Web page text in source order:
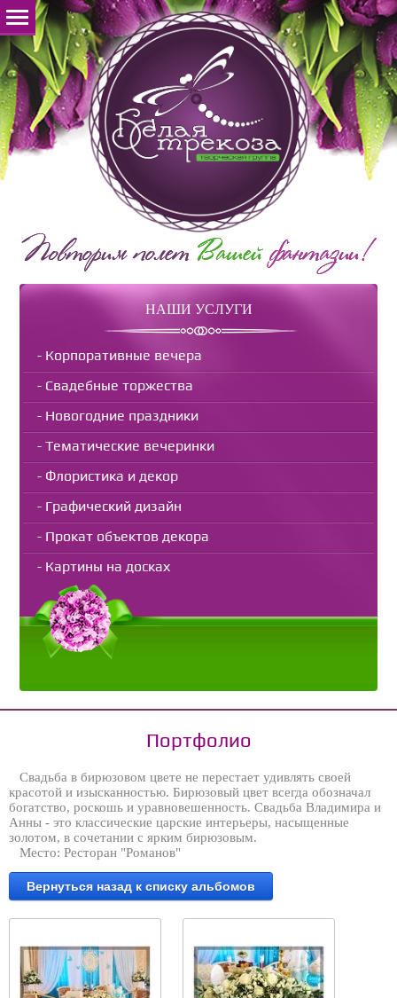
НАШИ УСЛУГИ
Корпоративные вечера
Свадебные торжества
Новогодние праздники
Тематические вечеринки
Флористика и декор
Графический дизайн
Прокат объектов декора
Картины на досках
Портфолио
Свадьба в бирюзовом цвете не перестает удивлять своей
красотой и изысканностью. Бирюзовый цвет всегда обозначал
богатство, роскошь и уравновешенность. Свадьба Владимира и
Анны - это классические царские интерьеры, насыщенные
золотом, в сочетании с ярким бирюзовым.
Место: Ресторан "Романов"
Вернуться назад к списку альбомов